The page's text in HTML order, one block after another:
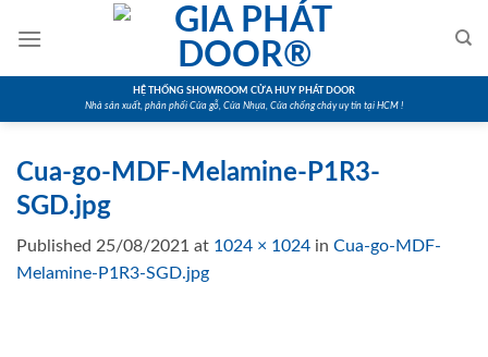
HỆ THỐNG SHOWROOM CỬA HUY PHÁT DOOR
Nhà sản xuất, phân phối Cửa gỗ, Cửa Nhựa, Cửa chống cháy uy tín tại HCM !
Cua-go-MDF-Melamine-P1R3-
SGD.jpg
Published 25/08/2021 at 1024 × 1024 in Cua-go-MDF-
Melamine-P1R3-SGD.jpg